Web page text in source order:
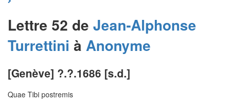
Lettre 52 de Jean-Alphonse
Turrettini à Anonyme
[Genève] ?.?.1686 [s.d.]
Quae Tibi postremis